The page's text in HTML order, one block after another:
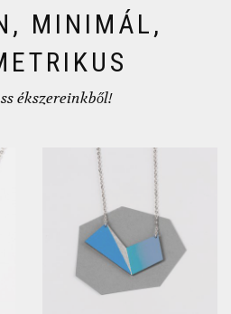
MINIMÁL,
ékszereinkből!